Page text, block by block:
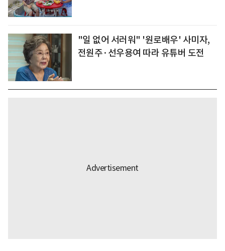
"일 없어 서러워" '원로배우' 사미자,
전원주·선우용여 따라 유튜버 도전